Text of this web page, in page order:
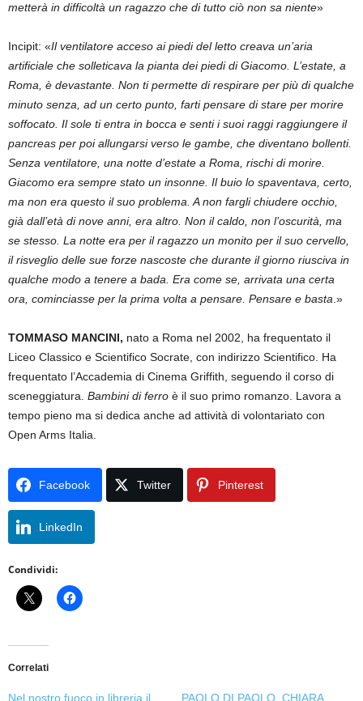
metterà in difficoltà un ragazzo che di tutto ciò non sa niente»
Incipit: «Il ventilatore acceso ai piedi del letto creava un’aria
artificiale che solleticava la pianta dei piedi di Giacomo. L’estate, a
Roma, è devastante. Non ti permette di respirare per più di qualche
minuto senza, ad un certo punto, farti pensare di stare per morire
soffocato. Il sole ti entra in bocca e senti i suoi raggi raggiungere il
pancreas per poi allungarsi verso le gambe, che diventano bollenti.
Senza ventilatore, una notte d’estate a Roma, rischi di morire.
Giacomo era sempre stato un insonne. Il buio lo spaventava, certo,
ma non era questo il suo problema. A non fargli chiudere occhio,
già dall’età di nove anni, era altro. Non il caldo, non l’oscurità, ma
se stesso. La notte era per il ragazzo un monito per il suo cervello,
il risveglio delle sue forze nascoste che durante il giorno riusciva in
qualche modo a tenere a bada. Era come se, arrivata una certa
ora, cominciasse per la prima volta a pensare. Pensare e basta .»
TOMMASO MANCINI, nato a Roma nel 2002, ha frequentato il
Liceo Classico e Scientifico Socrate, con indirizzo Scientifico. Ha
frequentato l’Accademia di Cinema Griffith, seguendo il corso di
sceneggiatura. Bambini di ferro è il suo primo romanzo. Lavora a
tempo pieno ma si dedica anche ad attività di volontariato con
Open Arms Italia.
Facebook Twitter Pinterest
LinkedIn
Condividi:
Correlati
Nel nostro fuoco in libreria il PAOLO DI PAOLO, CHIARA